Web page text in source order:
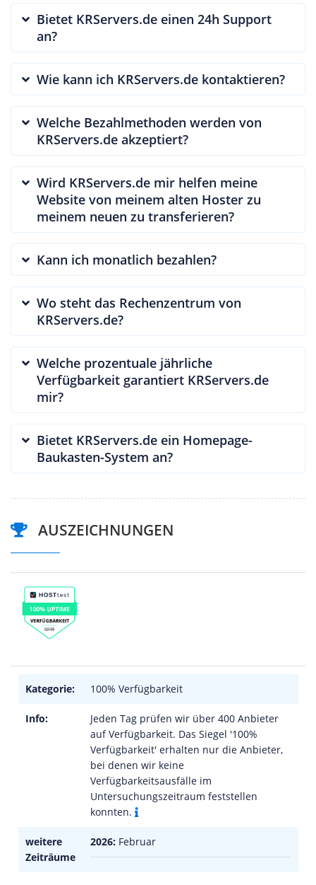
Bietet KRServers.de einen 24h Support
an?
Wie kann ich KRServers.de kontaktieren?
Welche Bezahlmethoden werden von
KRServers.de akzeptiert?
Wird KRServers.de mir helfen meine
Website von meinem alten Hoster zu
meinem neuen zu transferieren?
Kann ich monatlich bezahlen?
Wo steht das Rechenzentrum von
KRServers.de?
Welche prozentuale jährliche
Verfügbarkeit garantiert KRServers.de
mir?
Bietet KRServers.de ein Homepage-
Baukasten-System an?
AUSZEICHNUNGEN
Kategorie: 100% Verfügbarkeit
Info:
Jeden Tag prüfen wir über 400 Anbieter
auf Verfügbarkeit. Das Siegel '100%
Verfügbarkeit' erhalten nur die Anbieter,
bei denen wir keine
Verfügbarkeitsausfälle im
Untersuchungszeitraum feststellen
konnten.
weitere
Zeiträume
2026: Februar